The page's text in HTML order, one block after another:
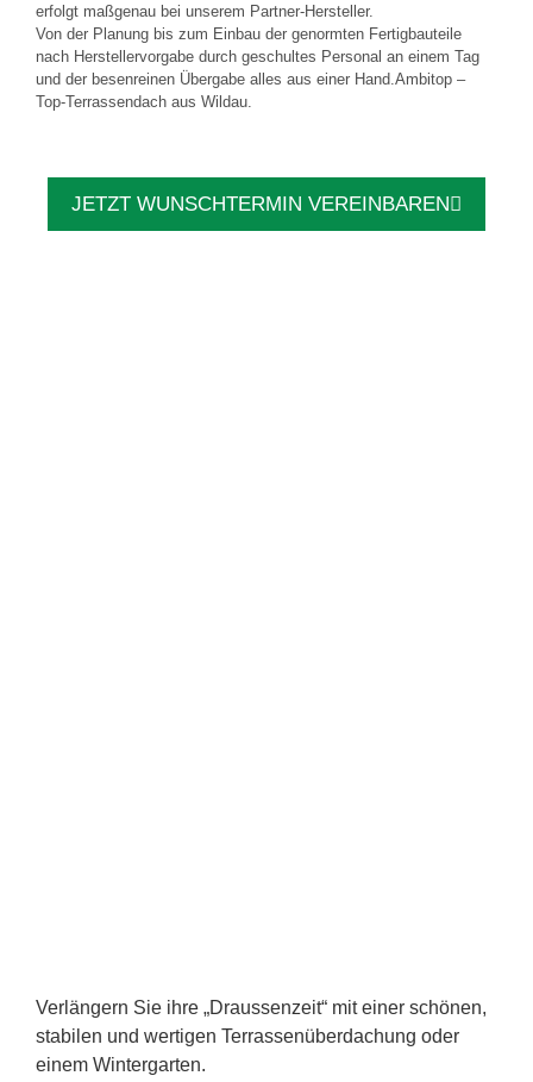
erfolgt maßgenau bei unserem Partner-Hersteller.
Von der Planung bis zum Einbau der genormten Fertigbauteile
nach Herstellervorgabe durch geschultes Personal an einem Tag
und der besenreinen Übergabe alles aus einer Hand.Ambitop –
Top-Terrassendach aus Wildau.
JETZT WUNSCHTERMIN VEREINBAREN
Verlängern Sie ihre „Draussenzeit“ mit einer schönen,
stabilen und wertigen Terrassenüberdachung oder
einem Wintergarten.